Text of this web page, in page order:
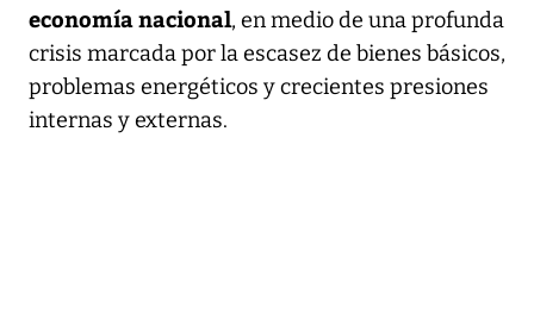
economía nacional, en medio de una profunda
crisis marcada por la escasez de bienes básicos,
problemas energéticos y crecientes presiones
internas y externas.